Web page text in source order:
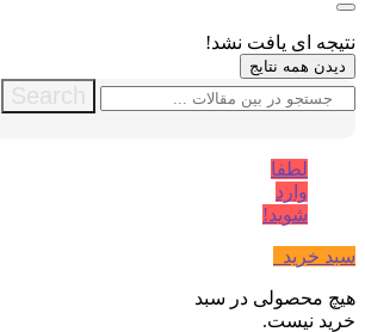
نتیجه ای یافت نشد!
دیدن همه نتایج
Search
لطفا
وارد
شوید!
سبد خرید
هیچ محصولی در سبد
خرید نیست.